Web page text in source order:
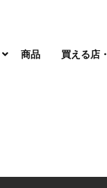
商品 買える店